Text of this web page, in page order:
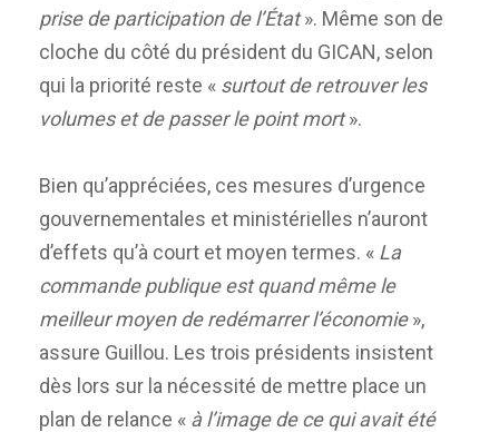
prise de participation de l’État». Même son de
cloche du côté du président du GICAN, selon
qui la priorité reste « surtout de retrouver les
volumes et de passer le point mort».
Bien qu’appréciées, ces mesures d’urgence
gouvernementales et ministérielles n’auront
d’effets qu’à court et moyen termes. « La
commande publique est quand même le
meilleur moyen de redémarrer l’économie»,
assure Guillou. Les trois présidents insistent
dès lors sur la nécessité de mettre place un
plan de relance « à l’image de ce qui avait été